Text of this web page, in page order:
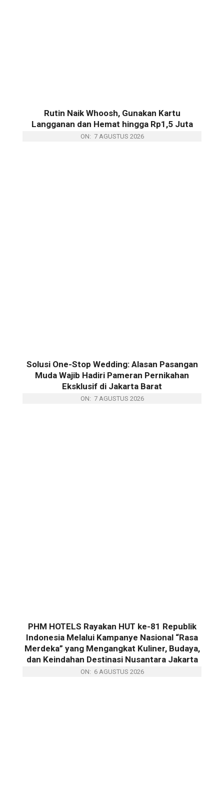
Rutin Naik Whoosh, Gunakan Kartu
Langganan dan Hemat hingga Rp1,5 Juta
ON: 7 AGUSTUS 2026
Solusi One-Stop Wedding: Alasan Pasangan
Muda Wajib Hadiri Pameran Pernikahan
Eksklusif di Jakarta Barat
ON: 7 AGUSTUS 2026
PHM HOTELS Rayakan HUT ke-81 Republik
Indonesia Melalui Kampanye Nasional “Rasa
Merdeka” yang Mengangkat Kuliner, Budaya,
dan Keindahan Destinasi Nusantara Jakarta
ON: 6 AGUSTUS 2026